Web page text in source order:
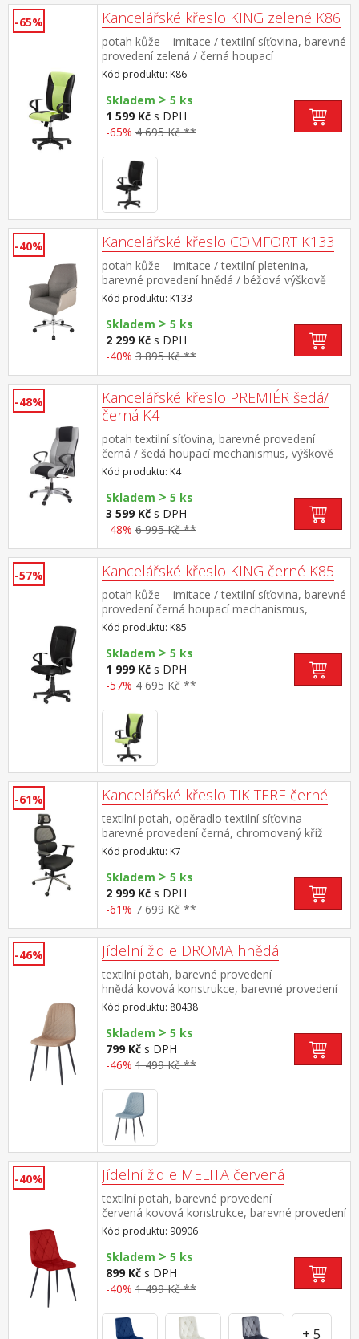
-65% Kancelářské křeslo KING zelené K86
potah kůže – imitace / textilní síťovina, barevné
provedení zelená / černá houpací
mechanismus, výškově nastavitelné výška
sedu 36-45 cm, výška opěradla 62 cm
doporučená nosnost do 110 kg
Kód produktu: K86
Skladem > 5 ks
1 599 Kč s DPH
-65% 4 695 Kč **
-40% Kancelářské křeslo COMFORT K133
potah kůže – imitace / textilní pletenina,
barevné provedení hnědá / béžová výškově
nastavitelné, výška sedu 44-53 cm, šířka sedu
45 cm houpací mechanismus, kovový
pochromovaný kříž
Kód produktu: K133
Skladem > 5 ks
2 299 Kč s DPH
-40% 3 895 Kč **
-48%
Kancelářské křeslo PREMIÉR šedá/
černá K4
potah textilní síťovina, barevné provedení
černá / šedá houpací mechanismus, výškově
nastavitelné výška sedu 39-48 cm, výška
opěradla 70 cm doporučená nosnost do 120
kg
Kód produktu: K4
Skladem > 5 ks
3 599 Kč s DPH
-48% 6 995 Kč **
-57% Kancelářské křeslo KING černé K85
potah kůže – imitace / textilní síťovina, barevné
provedení černá houpací mechanismus,
výškově nastavitelné výška sedu 36-45 cm,
výška opěradla 62 cm doporučená nosnost do
110 kg
Kód produktu: K85
Skladem > 5 ks
1 999 Kč s DPH
-57% 4 695 Kč **
-61% Kancelářské křeslo TIKITERE černé
textilní potah, opěradlo textilní síťovina
barevné provedení černá, chromovaný kříž
nastavitelné područky, nastavitelná opěrka
hlavy pevná bederní opěrka, houpací
mechanismus výška sedu 48-58 cm, šířka sedu
50 cm, hloubka sedu 43 cm
Kód produktu: K7
Skladem > 5 ks
2 999 Kč s DPH
-61% 7 699 Kč **
-46% Jídelní židle DROMA hnědá
textilní potah, barevné provedení
hnědá kovová konstrukce, barevné provedení
černá výška sedu 47 cm doporučená nosnost
do 120 kg
Kód produktu: 80438
Skladem > 5 ks
799 Kč s DPH
-46% 1 499 Kč **
-40% Jídelní židle MELITA červená
textilní potah, barevné provedení
červená kovová konstrukce, barevné provedení
černá výška sedu 50 cm doporučená nosnost
do 120 kg
Kód produktu: 90906
Skladem > 5 ks
899 Kč s DPH
-40% 1 499 Kč **
+ 5